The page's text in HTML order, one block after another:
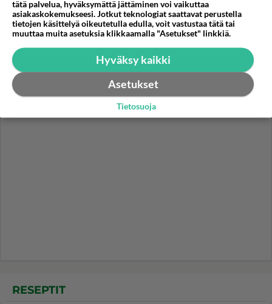
Helmi Loukasmäki?
Kun yksi kauhallinen ei riitä...
RESEPTIT
tätä palvelua, hyväksymättä jättäminen voi vaikuttaa
asiakaskokemukseesi. Jotkut teknologiat saattavat perustella
tietojen käsittelyä oikeutetulla edulla, voit vastustaa tätä tai
muuttaa muita asetuksia klikkaamalla "Asetukset" linkkiä.
Hyväksy kaikki
Asetukset
Tietosuoja